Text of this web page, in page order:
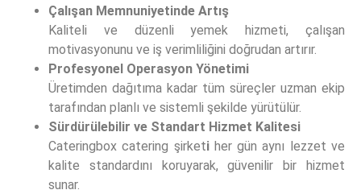
Çalışan Memnuniyetinde Artış
Kaliteli ve düzenli yemek hizmeti, çalışan
motivasyonunu ve iş verimliliğini doğrudan artırır.
Profesyonel Operasyon Yönetimi
Üretimden dağıtıma kadar tüm süreçler uzman ekip
tarafından planlı ve sistemli şekilde yürütülür.
Sürdürülebilir ve Standart Hizmet Kalitesi
Cateringbox catering şirketiher gün aynı lezzet ve
kalite standardını koruyarak, güvenilir bir hizmet
sunar.